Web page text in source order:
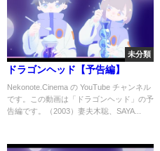
未分類
ドラゴンヘッド【予告編】
Nekonote.Cinema の YouTube チャンネル
です。この動画は「ドラゴンヘッド」の予
告編です。（2003）妻夫木聡、SAYA...